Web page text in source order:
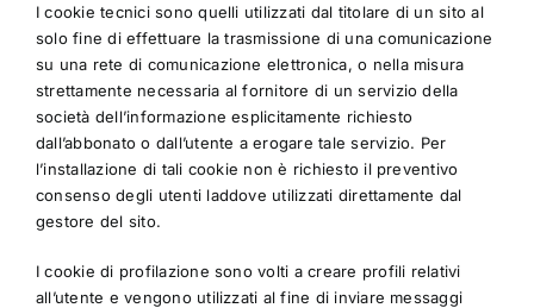
I cookie tecnici sono quelli utilizzati dal titolare di un sito al
solo fine di effettuare la trasmissione di una comunicazione
su una rete di comunicazione elettronica, o nella misura
strettamente necessaria al fornitore di un servizio della
società dell’informazione esplicitamente richiesto
dall’abbonato o dall’utente a erogare tale servizio. Per
l’installazione di tali cookie non è richiesto il preventivo
consenso degli utenti laddove utilizzati direttamente dal
gestore del sito.
I cookie di profilazione sono volti a creare profili relativi
all’utente e vengono utilizzati al fine di inviare messaggi